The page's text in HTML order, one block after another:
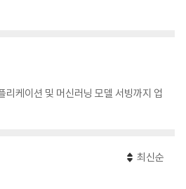
케이션 및 머신러닝 모델 서빙까지 업
최신순